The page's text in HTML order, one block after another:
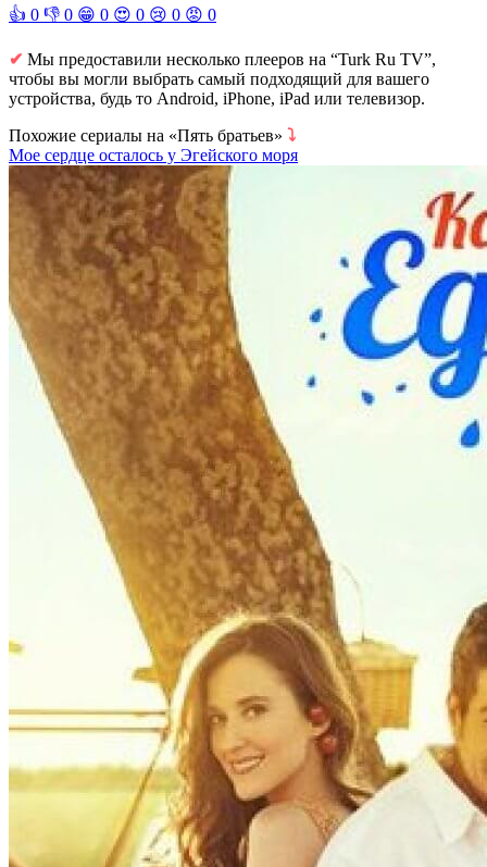
👍 0 👎 0 😁 0 😍 0 😢 0 😡 0
✔ Мы предоставили несколько плееров на “Turk Ru TV”,
чтобы вы могли выбрать самый подходящий для вашего
устройства, будь то Android, iPhone, iPad или телевизор.
Похожие сериалы на «Пять братьев» ⤵
Мое сердце осталось у Эгейского моря